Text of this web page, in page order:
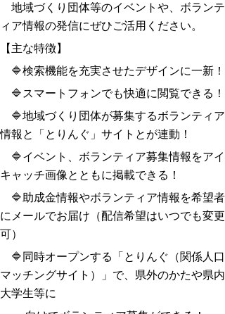
地域づくり団体等のイベントや、ボランテ
ィア情報の発信にぜひご活用ください。
【主な特徴】
🔷検索機能を充実させたデザインに一新！
🔷スマートフォンでも快適に閲覧できる！
🔷地域づくり団体が募集するボランティア
情報と「とりんぐ」サイトとが連動！
🔷イベント、ボランティア募集情報をアイ
キャッチ画像とともに掲載できる！
🔷助成金情報やボランティア情報を希望者
にメールでお届け（配信希望はいつでも変更
可）
🔷同時オープンする「とりんぐ（関係人口
マッチングサイト）」で、県外のかたや県内
大学生等に